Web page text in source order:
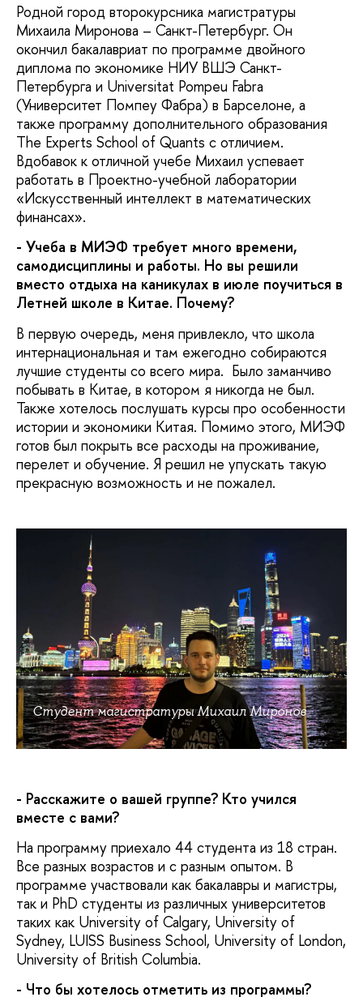
Родной город второкурсника магистратуры
Михаила Миронова – Санкт-Петербург. Он
окончил бакалавриат по программе двойного
диплома по экономике НИУ ВШЭ Санкт-
Петербурга и Universitat Pompeu Fabra
(Университет Помпеу Фабра) в Барселоне, а
также программу дополнительного образования
The Experts School of Quants с отличием.
Вдобавок к отличной учебе Михаил успевает
работать в Проектно-учебной лаборатории
«Искусственный интеллект в математических
финансах».
- Учеба в МИЭФ требует много времени,
самодисциплины и работы. Но вы решили
вместо отдыха на каникулах в июле поучиться в
Летней школе в Китае. Почему?
В первую очередь, меня привлекло, что школа
интернациональная и там ежегодно собираются
лучшие студенты со всего мира. Было заманчиво
побывать в Китае, в котором я никогда не был.
Также хотелось послушать курсы про особенности
истории и экономики Китая. Помимо этого, МИЭФ
готов был покрыть все расходы на проживание,
перелет и обучение. Я решил не упускать такую
прекрасную возможность и не пожалел.
Студент магистратуры Михаил Миронов
МИЭФ
- Расскажите о вашей группе? Кто учился
вместе с вами?
На программу приехало 44 студента из 18 стран.
Все разных возрастов и с разным опытом. В
программе участвовали как бакалавры и магистры,
так и PhD студенты из различных университетов
таких как University of Calgary, University of
Sydney, LUISS Business School, University of London,
University of British Columbia.
- Что бы хотелось отметить из программы?